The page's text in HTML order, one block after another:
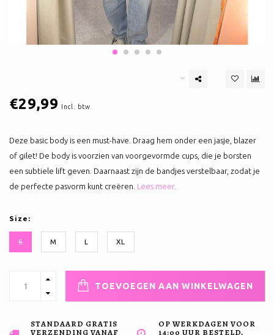
€29,99 Incl. btw
Deze basic body is een must-have. Draag hem onder een jasje, blazer
of gilet! De body is voorzien van voorgevormde cups, die je borsten
een subtiele lift geven. Daarnaast zijn de bandjes verstelbaar, zodat je
de perfecte pasvorm kunt creëren. Lees meer..
Size:
S M L XL
TOEVOEGEN AAN WINKELWAGEN
STANDAARD GRATIS
VERZENDING VANAF
OP WERKDAGEN VOOR
14:00 UUR BESTELD,